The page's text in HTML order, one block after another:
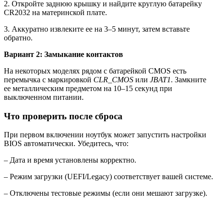
2. Откройте заднюю крышку и найдите круглую батарейку
CR2032 на материнской плате.
3. Аккуратно извлеките ее на 3–5 минут, затем вставьте
обратно.
Вариант 2: Замыкание контактов
На некоторых моделях рядом с батарейкой CMOS есть
перемычка с маркировкой CLR_CMOS или JBAT1. Замкните
ее металлическим предметом на 10–15 секунд при
выключенном питании.
Что проверить после сброса
При первом включении ноутбук может запустить настройки
BIOS автоматически. Убедитесь, что:
– Дата и время установлены корректно.
– Режим загрузки (UEFI/Legacy) соответствует вашей системе.
– Отключены тестовые режимы (если они мешают загрузке).